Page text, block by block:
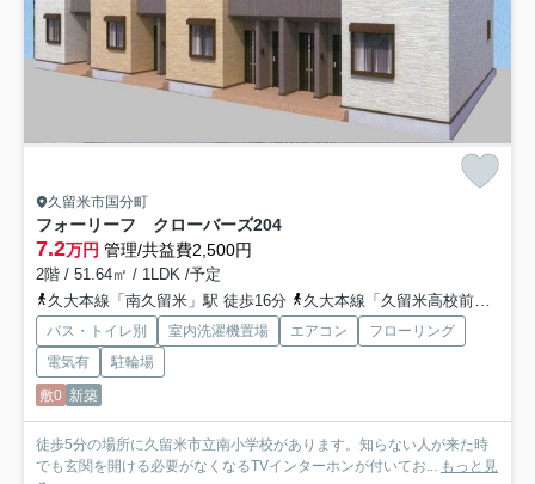
久留米市国分町
フォーリーフ クローバーズ204
7.2万円 管理/共益費2,500円
2階 / 51.64㎡ / 1LDK /予定
久大本線「南久留米」駅 徒歩16分
久大本線「久留米高校前」駅 徒歩17分
バス・トイレ別 室内洗濯機置場 エアコン
フローリング
電気有
駐輪場
敷0 新築
徒歩5分の場所に久留米市立南小学校があります。知らない人が来た時
でも玄関を開ける必要がなくなるTVインターホンが付いてお... もっと見